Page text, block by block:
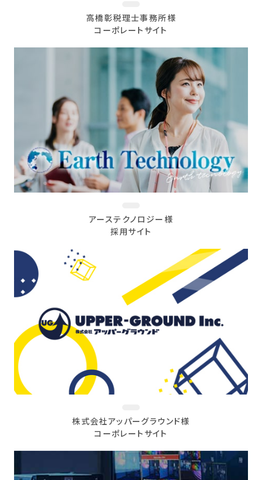
高橋彰税理士事務所様
コーポレートサイト
アーステクノロジー様
採用サイト
株式会社アッパーグラウンド様
コーポレートサイト